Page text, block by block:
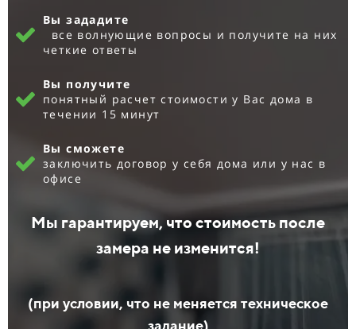
Вы зададите
все волнующие вопросы и получите на них
четкие ответы
Вы получите
понятный расчет стоимости у Вас дома в
течении 15 минут
Вы сможете
заключить договор у себя дома или у нас в
офисе
Мы гарантируем, что стоимость после
замера не изменится!
(при условии, что не меняется техническое
задание)